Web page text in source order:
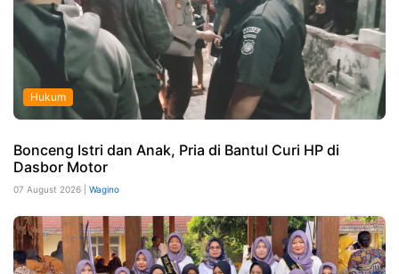
Hukum
Bonceng Istri dan Anak, Pria di Bantul Curi HP di
Dasbor Motor
07 August 2026 | Wagino